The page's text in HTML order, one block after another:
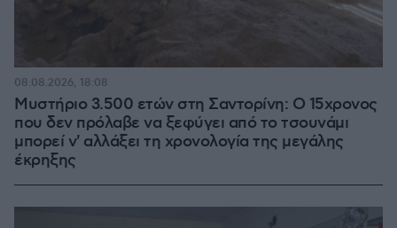
Μυστήριο 3.500 ετών στη Σαντορίνη: Ο 15χρονος
που δεν πρόλαβε να ξεφύγει από το τσουνάμι
μπορεί ν' αλλάξει τη χρονολογία της μεγάλης
έκρηξης
08.08.2026, 18:08